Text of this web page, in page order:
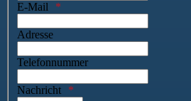
E-Mail
Adresse
Telefonnummer
Nachricht